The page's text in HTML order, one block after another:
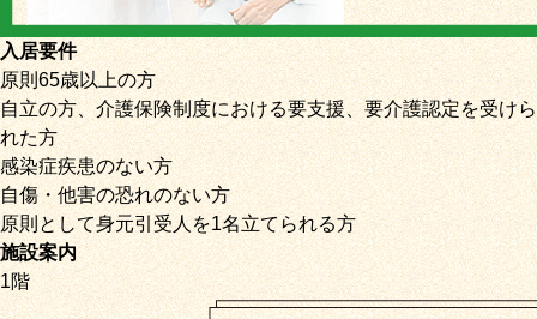
入居要件
原則65歳以上の方
自立の方、介護保険制度における要支援、要介護認定を受けら
れた方
感染症疾患のない方
自傷・他害の恐れのない方
原則として身元引受人を1名立てられる方
施設案内
1階